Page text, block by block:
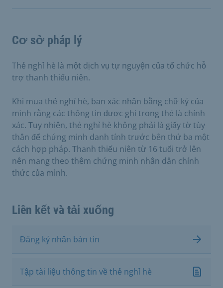
Cơ sở pháp lý
Thẻ nghỉ hè là một dịch vụ tự nguyện của tổ chức hỗ
trợ thanh thiếu niên.
Khi mua thẻ nghỉ hè, bạn xác nhận bằng chữ ký của
mình rằng các thông tin được ghi trong thẻ là chính
xác. Tuy nhiên, thẻ nghỉ hè không phải là giấy tờ tùy
thân để chứng minh danh tính trước bên thứ ba một
cách hợp pháp. Thanh thiếu niên từ 16 tuổi trở lên
nên mang theo thêm chứng minh nhân dân chính
thức của mình.
Liên kết và tải xuống
Đăng ký nhận bản tin
Tập tài liệu thông tin về thẻ nghỉ hè